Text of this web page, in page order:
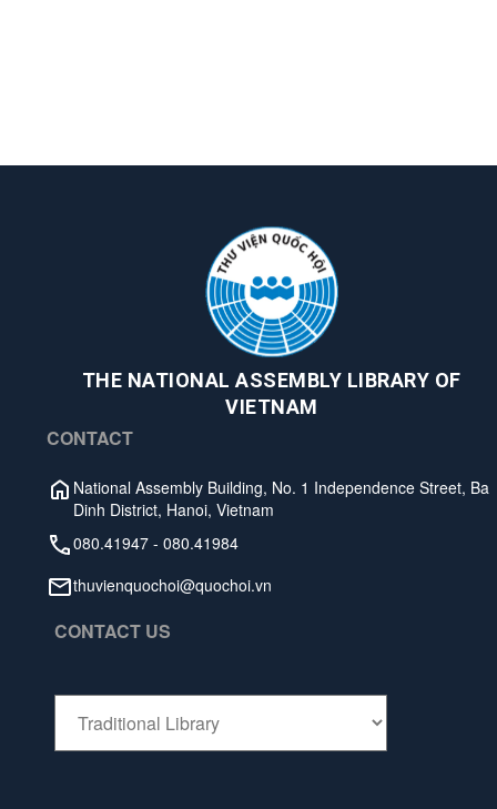
THE NATIONAL ASSEMBLY LIBRARY OF
VIETNAM
CONTACT
National Assembly Building, No. 1 Independence Street, Ba
Dinh District, Hanoi, Vietnam
080.41947 - 080.41984
thuvienquochoi@quochoi.vn
CONTACT US